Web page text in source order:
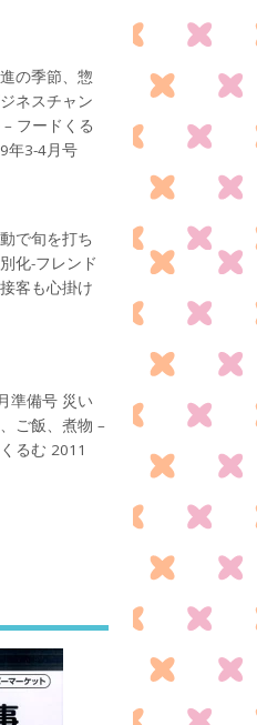
の季節、惣
ネスチャン
フードくる
年3-4月号
で旬を打ち
化-フレンド
客も心掛け
準備号 災い
ご飯、煮物 –
るむ 2011